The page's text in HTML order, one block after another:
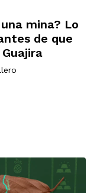
mina? Lo
de que